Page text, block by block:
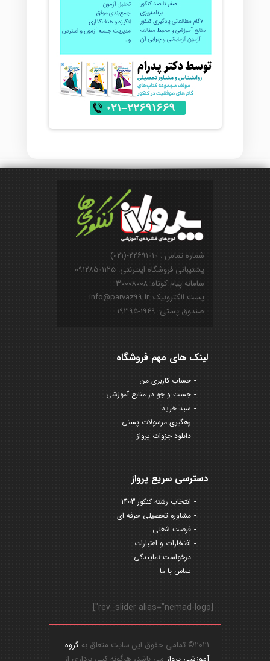
شماره تماس : ۲۲۶۹۱۰۱۰-(۰۲۱)
پشتیبانی فروشگاه اینترنتی: ۰۹۱۲۸۵۰۱۱۲۵
سامانه پیام کوتاه: ۳۰۰۰۸۰۰۸
پست الکترونیک: info@parvaz99.ir
صندوق پستی: ۱۹۴۹-۱۹۳۹۵
لینک های مهم فروشگاه
حساب کاربری من
جست و جو در منابع آموزشی
سبد خرید
رهگیری مرسولات پستی
دانلود جزوات پرواز
دسترسی سریع پرواز
انتخاب رشته کنکور 1403
مشاوره تحصیلی حرفه ای
فرصت شغلی
افتخارات و اعتبارات
درخواست نمایندگی
تماس با ما
[rev_slider alias="nemad-logo"]
2021© تمامی حقوق این سایت متعلق به
گروه